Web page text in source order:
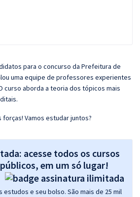
para o concurso da Prefeitura de
uma equipe de professores experientes
curso aborda a teoria dos tópicos mais
forças! Vamos estudar juntos?
acesse todos os cursos
em um só lugar!
e seu bolso. São mais de 25 mil